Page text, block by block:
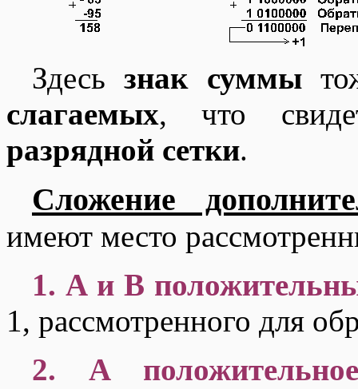
Здесьзнак суммы
слагаемых, что
разрядной сетки.
Сложение
имеют место
1. А и В
1, рассмотренного для
2. А